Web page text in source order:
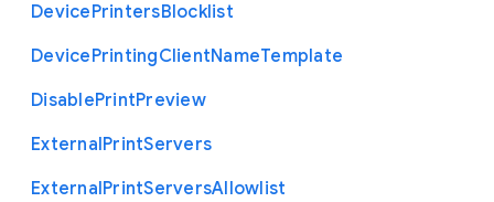
DevicePrintersBlocklist
DevicePrintingClientNameTemplate
DisablePrintPreview
ExternalPrintServers
ExternalPrintServersAllowlist